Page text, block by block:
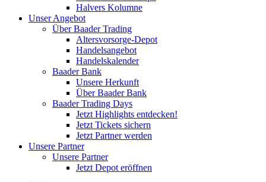
Halvers Kolumne
Unser Angebot
Über Baader Trading
Altersvorsorge-Depot
Handelsangebot
Handelskalender
Baader Bank
Unsere Herkunft
Über Baader Bank
Baader Trading Days
Jetzt Highlights entdecken!
Jetzt Tickets sichern
Jetzt Partner werden
Unsere Partner
Unsere Partner
Jetzt Depot eröffnen